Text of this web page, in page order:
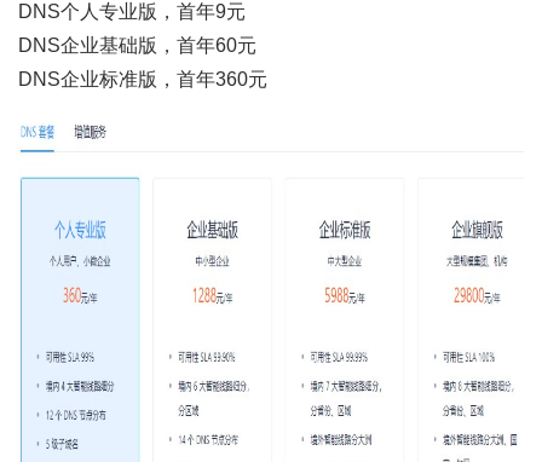
DNS个人专业版，首年9元
DNS企业基础版，首年60元
DNS企业标准版，首年360元